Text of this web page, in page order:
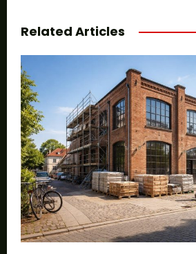
Related Articles